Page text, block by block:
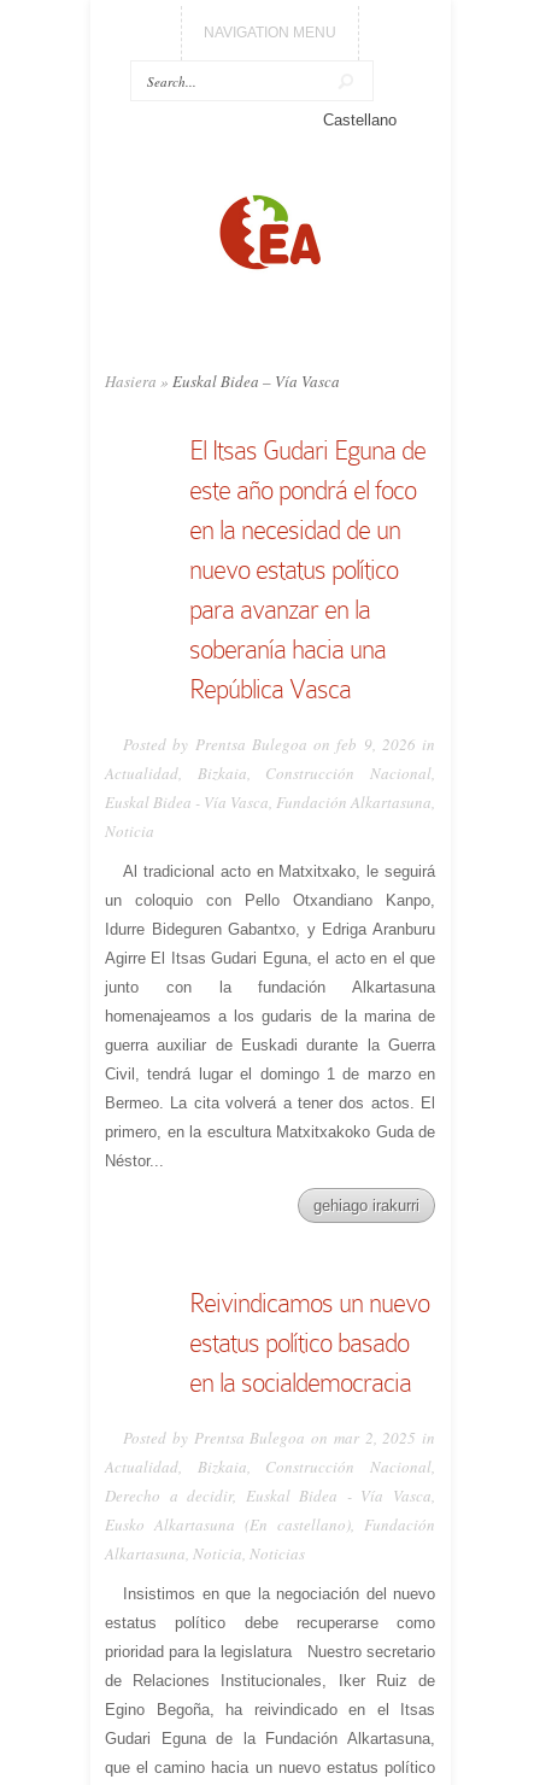
NAVIGATION MENU
Castellano
Hasiera » Euskal Bidea – Vía Vasca
El Itsas Gudari Eguna de
este año pondrá el foco
en la necesidad de un
nuevo estatus político
para avanzar en la
soberanía hacia una
República Vasca
Posted by Prentsa Bulegoa on feb 9, 2026 in
Actualidad
Bizkaia Construcción Nacional
Euskal Bidea - Vía Vasca Fundación Alkartasuna
Noticia
Al tradicional acto en Matxitxako, le seguirá
un coloquio con Pello Otxandiano Kanpo,
Idurre Bideguren Gabantxo, y Edriga Aranburu
Agirre El Itsas Gudari Eguna, el acto en el que
junto con la fundación Alkartasuna
homenajeamos a los gudaris de la marina de
guerra auxiliar de Euskadi durante la Guerra
Civil, tendrá lugar el domingo 1 de marzo en
Bermeo. La cita volverá a tener dos actos. El
primero, en la escultura Matxitxakoko Guda de
Néstor...
gehiago irakurri
Reivindicamos un nuevo
estatus político basado
en la socialdemocracia
Posted by Prentsa Bulegoa on mar 2, 2025 in
Actualidad
Bizkaia Construcción Nacional
Derecho a decidir, Euskal Bidea - Vía Vasca
Eusko Alkartasuna (En castellano)
Fundación
Alkartasuna Noticia Noticias
Insistimos en que la negociación del nuevo
estatus político debe recuperarse como
prioridad para la legislatura Nuestro secretario
de Relaciones Institucionales, Iker Ruiz de
Egino Begoña, ha reivindicado en el Itsas
Gudari Eguna de la Fundación Alkartasuna,
que el camino hacia un nuevo estatus político